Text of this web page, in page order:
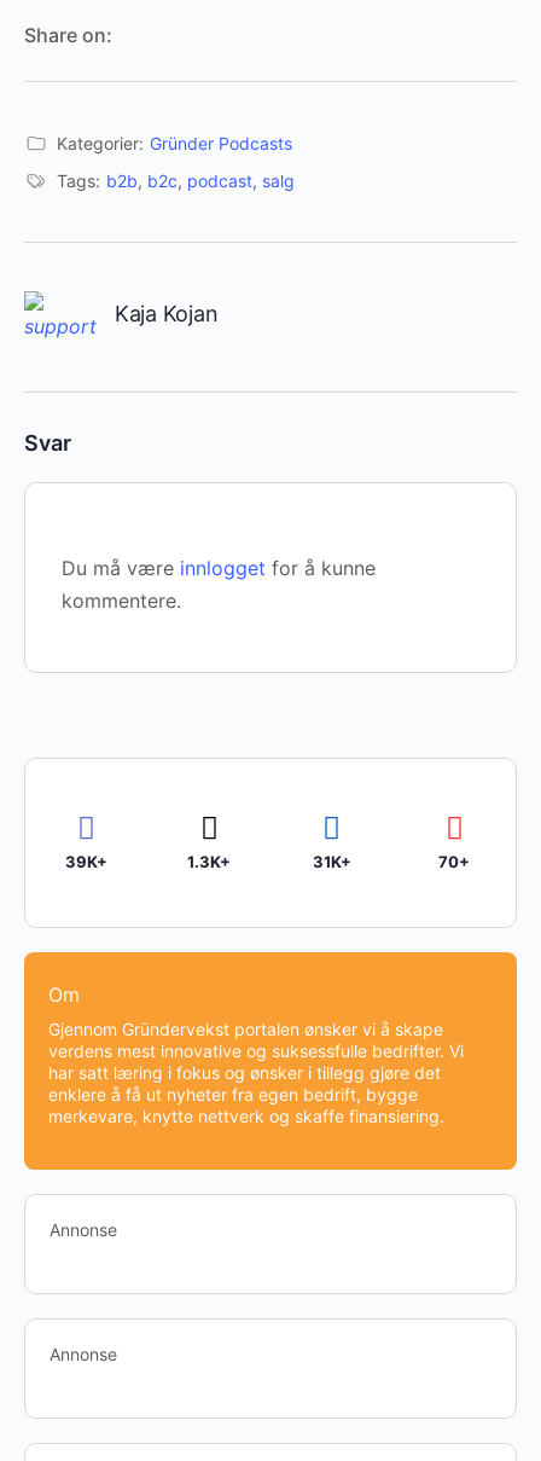
Share on:
Kategorier: Gründer Podcasts
Tags: b2b, b2c, podcast, salg
Kaja Kojan
Svar
Du må være innlogget for å kunne
kommentere.
39K+ 1.3K+ 31K+ 70+
Om
Gjennom Gründervekst portalen ønsker vi å skape
verdens mest innovative og suksessfulle bedrifter. Vi
har satt læring i fokus og ønsker i tillegg gjøre det
enklere å få ut nyheter fra egen bedrift, bygge
merkevare, knytte nettverk og skaffe finansiering.
Annonse
Annonse